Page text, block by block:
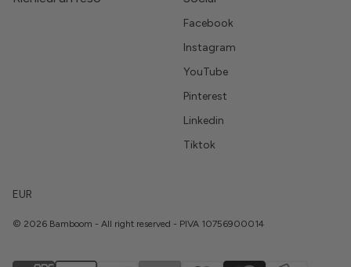
Facebook
Instagram
YouTube
Pinterest
Linkedin
Tiktok
EUR
© 2026 Bamboom - All right reserved - PIVA 10756900014